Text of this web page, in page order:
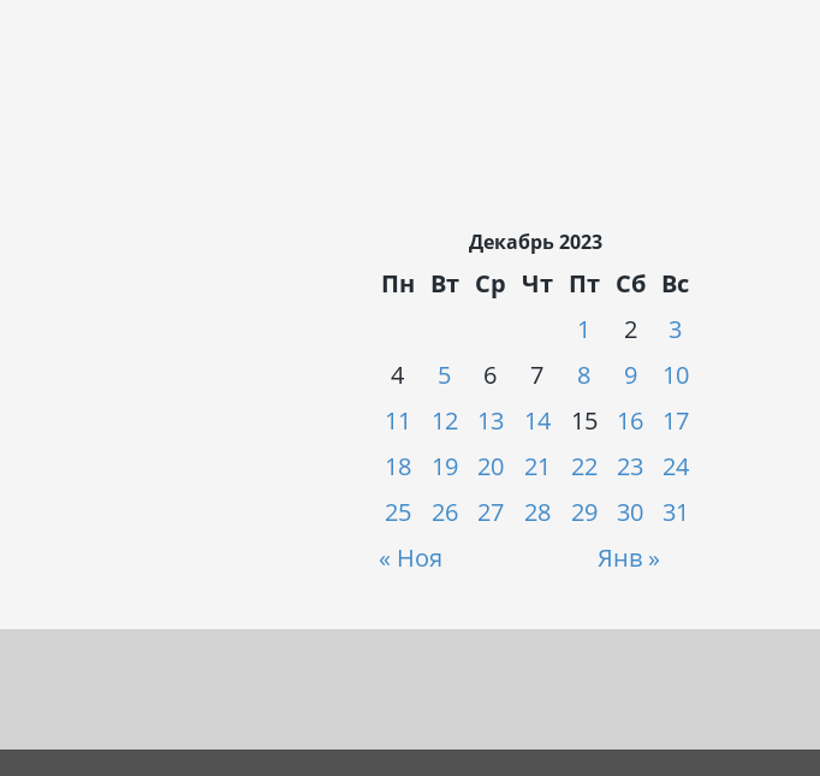
Декабрь 2023
Пн Вт Ср Чт Пт Сб Вс
« Ноя Янв »
1 2
3
4
5 6 7 8 9
10
11
12 13 14 15 16
17
18
19 20 21 22 23
24
25
26 27 28 29 30 31